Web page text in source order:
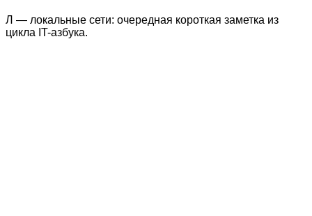
Л — локальные сети: очередная короткая заметка из
цикла IT-азбука.